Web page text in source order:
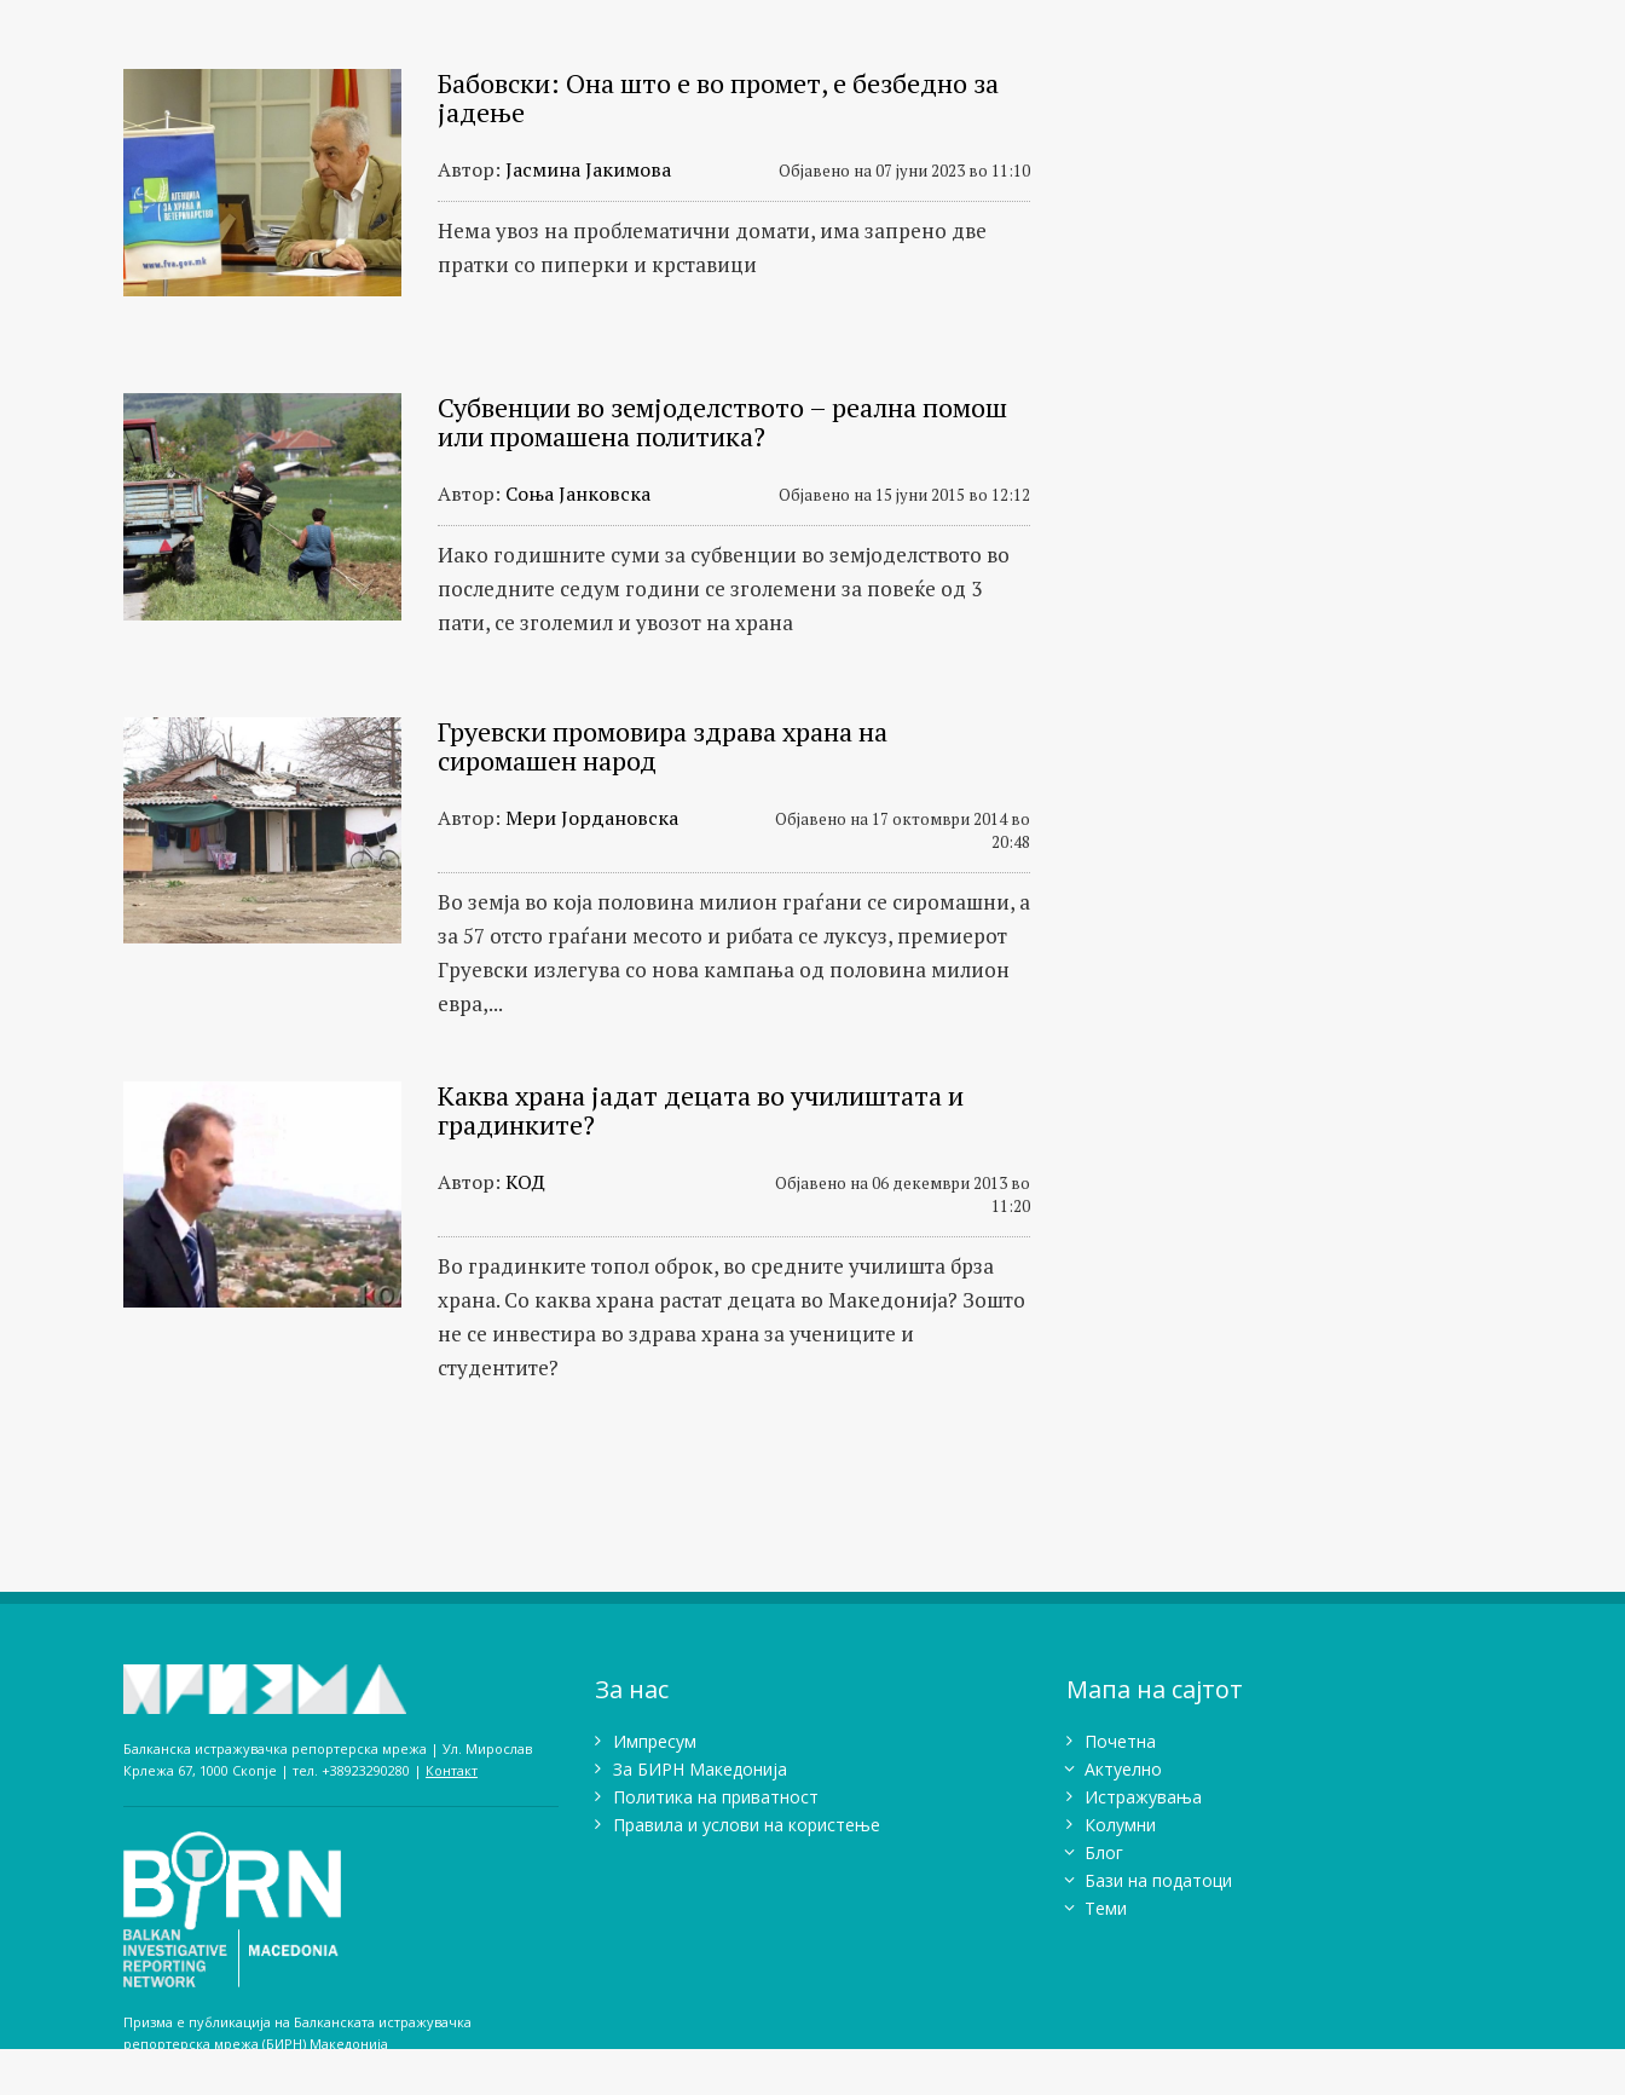
Бабовски: Она што е во промет, е безбедно за
јадење
Автор: Јасмина Јакимова Објавено на 07 јуни 2023 во 11:10
Нема увоз на проблематични домати, има запренo две
пратки со пиперки и крставици
Субвенции во земјоделството – реална помош
или промашена политика?
Автор: Соња Јанковска Објавено на 15 јуни 2015 во 12:12
Иако годишните суми за субвенции во земјоделството во
последните седум години се зголемени за повеќе од 3
пати, се зголемил и увозот на храна
Груевски промовира здрава храна на
сиромашен народ
Автор: Мери Јордановска
Објавено на 17 октомври 2014 во
20:48
Во земја во која половина милион граѓани се сиромашни, а
за 57 отсто граѓани месото и рибата се луксуз, премиерот
Груевски излегува со нова кампања од половина милион
евра,...
Каква храна јадат децата во училиштата и
градинките?
Автор: КОД
Објавено на 06 декември 2013 во
11:20
Во градинките топол оброк, во средните училишта брза
храна. Со каква храна растат децата во Македонија? Зошто
не се инвестира во здрава храна за учениците и
студентите?
Балканска истражувачка репортерска мрежа | Ул. Мирослав
Крлежа 67, 1000 Скопје | тел. +38923290280­ | Контакт
Призма е публикација на Балканската истражувачка
репортерска мрежа (БИРН) Македонија
За нас
Импресум
Зa БИРН Македонија
Политика на приватност
Правила и услови на користење
Мапа на сајтот
Почетна
Актуелно
Истражувањa
Колумни
Блог
Бази на податоци
Теми